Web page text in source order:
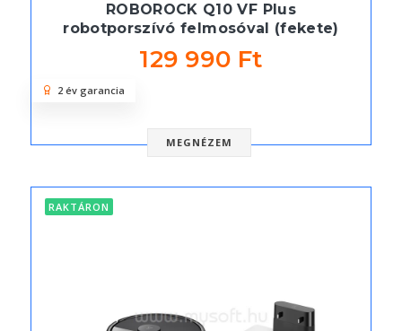
ROBOROCK Q10 VF Plus
robotporszívó felmosóval (fekete)
129 990 Ft
MEGNÉZEM
2 év garancia
RAKTÁRON